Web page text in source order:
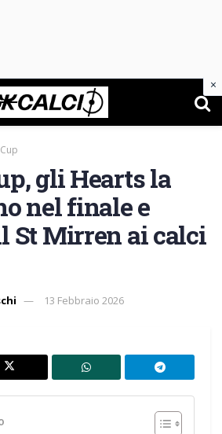
gli Hearts la
nel finale e
St Mirren ai calci
13 Febbraio 2026
×